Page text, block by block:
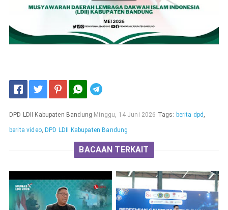
DPD LDII Kabupaten Bandung Minggu, 14 Juni 2026 Tags: berita dpd ,
berita video,DPD LDII Kabupaten Bandung
BACAAN TERKAIT